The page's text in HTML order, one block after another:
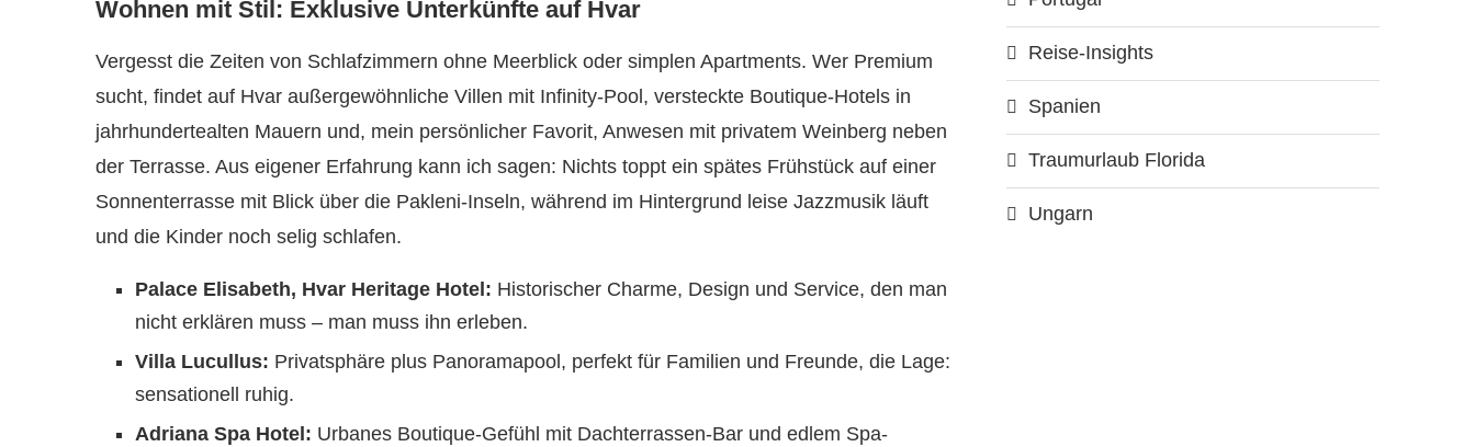
Wohnen mit Stil: Exklusive Unterkünfte auf Hvar
Vergesst die Zeiten von Schlafzimmern ohne Meerblick oder simplen Apartments. Wer Premium
sucht, findet auf Hvar außergewöhnliche Villen mit Infinity-Pool, versteckte Boutique-Hotels in
jahrhundertealten Mauern und, mein persönlicher Favorit, Anwesen mit privatem Weinberg neben
der Terrasse. Aus eigener Erfahrung kann ich sagen: Nichts toppt ein spätes Frühstück auf einer
Sonnenterrasse mit Blick über die Pakleni-Inseln, während im Hintergrund leise Jazzmusik läuft
und die Kinder noch selig schlafen.
Palace Elisabeth, Hvar Heritage Hotel: Historischer Charme, Design und Service, den man
nicht erklären muss – man muss ihn erleben.
Villa Lucullus: Privatsphäre plus Panoramapool, perfekt für Familien und Freunde, die Lage:
sensationell ruhig.
Adriana Spa Hotel: Urbanes Boutique-Gefühl mit Dachterrassen-Bar und edlem Spa-
Reise-Insights
Spanien
Traumurlaub Florida
Ungarn